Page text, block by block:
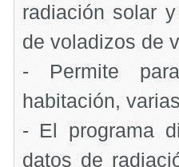
radiación solar
de voladizos de
- Permite
habitación,
- El programa
datos de